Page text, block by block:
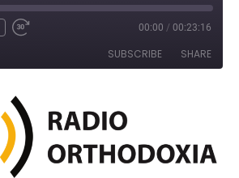
Fast
seconds
00:00 / 00:23:16
SUBSCRIBE SHARE